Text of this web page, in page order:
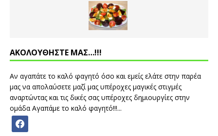
ΑΚΟΛΟΥΘΗΣΤΕ ΜΑΣ…!!!
Αν αγαπάτε το καλό φαγητό όσο και εμείς ελάτε στην παρέα
μας να απολαύσετε μαζί μας υπέροχες μαγικές στιγμές
αναρτώντας και τις δικές σας υπέροχες δημιουργίες στην
ομάδα Αγαπάμε το καλό φαγητό!!!...